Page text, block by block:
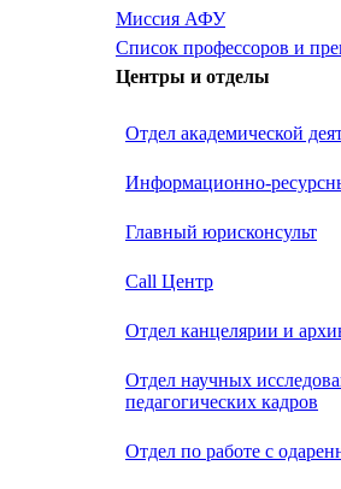
Миссия АФУ
Список профессоров и
Центры и отделы
Отдел академической
Информационно-
Главный юрисконсульт
Call Центр
Oтдел канцелярии и
Отдел научных
педагогических кадров
Отдел по работе с